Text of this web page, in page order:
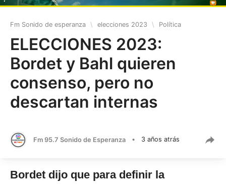
Fm Sonido de esperanza \ elecciones 2023 \ Política
ELECCIONES 2023:
Bordet y Bahl quieren
consenso, pero no
descartan internas
Fm 95.7 Sonido de Esperanza • 3 años atrás
Bordet dijo que para definir la